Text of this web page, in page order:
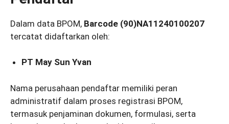
Dalam data BPOM, Barcode (90)NA11240100207
tercatat didaftarkan oleh:
PT May Sun Yvan
Nama perusahaan pendaftar memiliki peran
administratif dalam proses registrasi BPOM,
termasuk penjaminan dokumen, formulasi, serta